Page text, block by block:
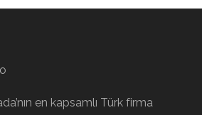
en kapsamlı Türk firma